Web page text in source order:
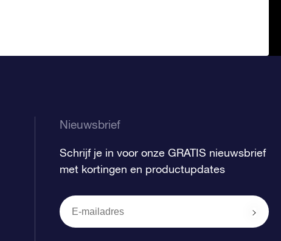
Nieuwsbrief
Schrijf je in voor onze GRATIS nieuwsbrief
met kortingen en productupdates